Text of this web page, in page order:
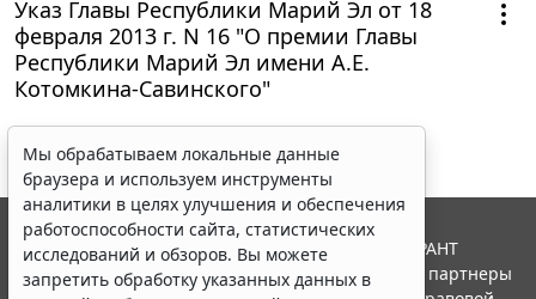
Указ Главы Республики Марий Эл от 18
февраля 2013 г. N 16 "О премии Главы
Республики Марий Эл имени А.Е.
Котомкина-Савинского"
Мы обрабатываем локальные данные
браузера и используем инструменты
аналитики в целях улучшения и обеспечения
работоспособности сайта, статистических
исследований и обзоров. Вы можете
запретить обработку указанных данных в
© ООО "НПП "ГАРАНТ-СЕРВИС", 2026. Система ГАРАНТ
выпускается с 1990 года. Компания "Гарант" и ее партнеры